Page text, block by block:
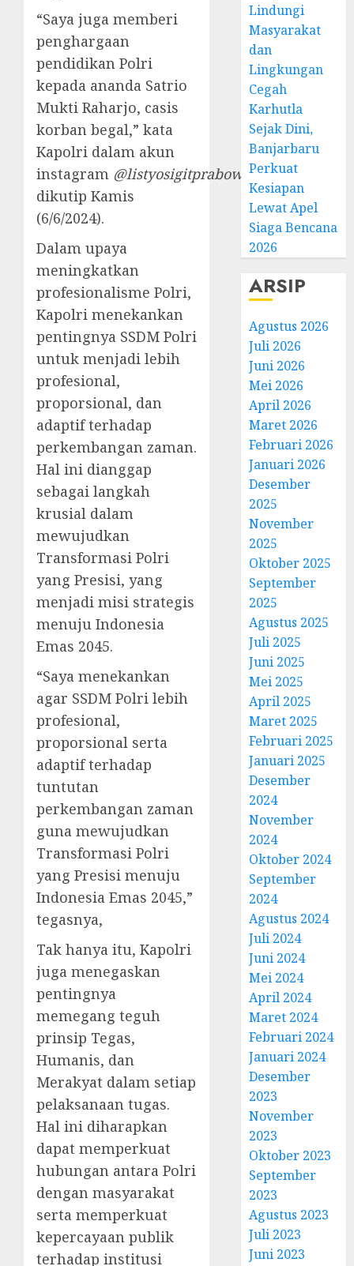
“Saya juga memberi
penghargaan
pendidikan Polri
kepada ananda Satrio
Mukti Raharjo, casis
korban begal,” kata
Kapolri dalam akun
instagram @listyosigitprabowo,
dikutip Kamis
(6/6/2024).
Dalam upaya
meningkatkan
profesionalisme Polri,
Kapolri menekankan
pentingnya SSDM Polri
untuk menjadi lebih
profesional,
proporsional, dan
adaptif terhadap
perkembangan zaman.
Hal ini dianggap
sebagai langkah
krusial dalam
mewujudkan
Transformasi Polri
yang Presisi, yang
menjadi misi strategis
menuju Indonesia
Emas 2045.
“Saya menekankan
agar SSDM Polri lebih
profesional,
proporsional serta
adaptif terhadap
tuntutan
perkembangan zaman
guna mewujudkan
Transformasi Polri
yang Presisi menuju
Indonesia Emas 2045,”
tegasnya,
Tak hanya itu, Kapolri
juga menegaskan
pentingnya
memegang teguh
prinsip Tegas,
Humanis, dan
Merakyat dalam setiap
pelaksanaan tugas.
Hal ini diharapkan
dapat memperkuat
hubungan antara Polri
dengan masyarakat
serta memperkuat
kepercayaan publik
terhadap institusi
Lindungi
Masyarakat
dan
Lingkungan
Cegah
Karhutla
Sejak Dini,
Banjarbaru
Perkuat
Kesiapan
Lewat Apel
Siaga Bencana
2026
ARSIP
Agustus 2026
Juli 2026
Juni 2026
Mei 2026
April 2026
Maret 2026
Februari 2026
Januari 2026
Desember
2025
November
2025
Oktober 2025
September
2025
Agustus 2025
Juli 2025
Juni 2025
Mei 2025
April 2025
Maret 2025
Februari 2025
Januari 2025
Desember
2024
November
2024
Oktober 2024
September
2024
Agustus 2024
Juli 2024
Juni 2024
Mei 2024
April 2024
Maret 2024
Februari 2024
Januari 2024
Desember
2023
November
2023
Oktober 2023
September
2023
Agustus 2023
Juli 2023
Juni 2023